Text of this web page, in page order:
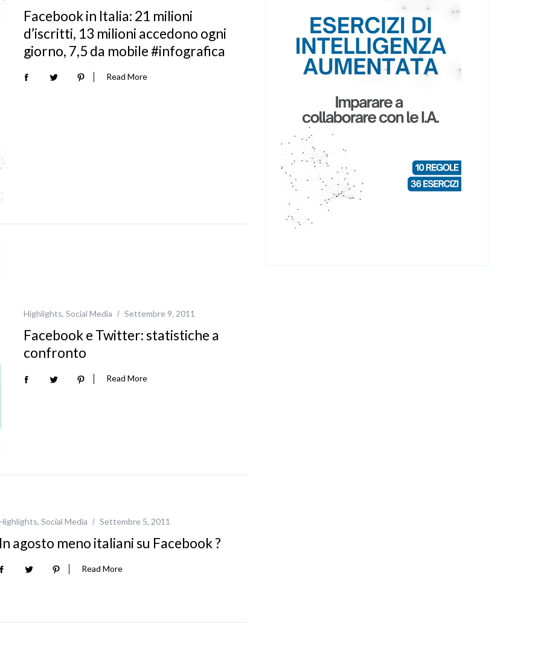
Facebook in Italia: 21 milioni
d’iscritti, 13 milioni accedono ogni
giorno, 7,5 da mobile #infografica
Read More
Highlights, Social Media Settembre 9, 2011
Facebook e Twitter: statistiche a
confronto
Read More
, Social Media Settembre 5, 2011
agosto meno italiani su Facebook ?
Read More